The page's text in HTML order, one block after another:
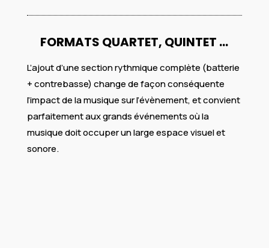
FORMATS QUARTET, QUINTET …
L’ajout d’une section rythmique complète (batterie
+ contrebasse) change de façon conséquente
l’impact de la musique sur l’évènement, et convient
parfaitement aux grands événements où la
musique doit occuper un large espace visuel et
sonore.